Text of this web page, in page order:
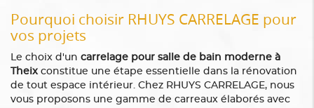
Pourquoi choisir RHUYS CARRELAGE pour
vos projets
Le choix d'un carrelage pour salle de bain moderne à
Theix constitue une étape essentielle dans la rénovation
de tout espace intérieur. Chez RHUYS CARRELAGE, nous
vous proposons une gamme de carreaux élaborés avec